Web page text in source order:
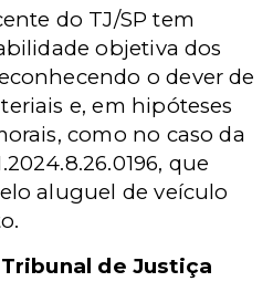
do TJ/SP tem
objetiva dos
o dever de
e, em hipóteses
como no caso da
que
aluguel de veículo
de Justiça